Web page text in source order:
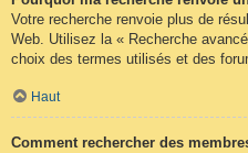
Votre recherche renvoie plus de
Web. Utilisez la « Recherche
choix des termes utilisés et des
Haut
Comment rechercher des